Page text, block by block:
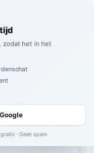
zodat het in het
· Geen spam